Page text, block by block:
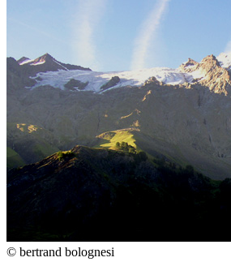
© bertrand bolognesi